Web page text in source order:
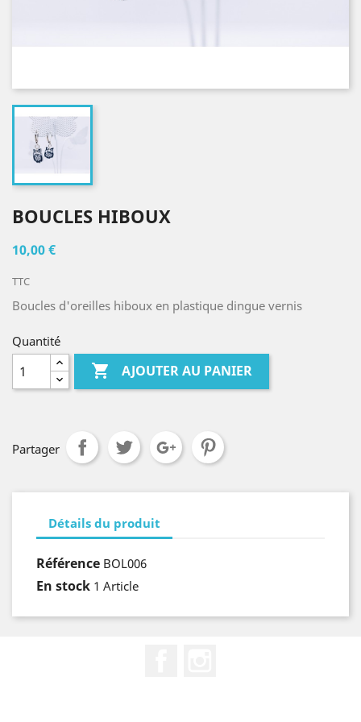
BOUCLES HIBOUX
10,00 €
TTC
Boucles d'oreilles hiboux en plastique dingue vernis
Quantité
 AJOUTER AU PANIER
Partager
Détails du produit
Référence BOL006
En stock 1 Article